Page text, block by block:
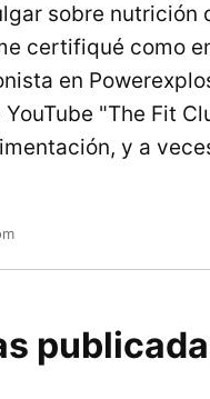
sobre
certifiqué como
en
YouTube "The Fit
y a